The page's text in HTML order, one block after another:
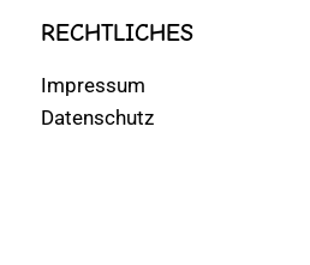
RECHTLICHES
Impressum
Datenschutz